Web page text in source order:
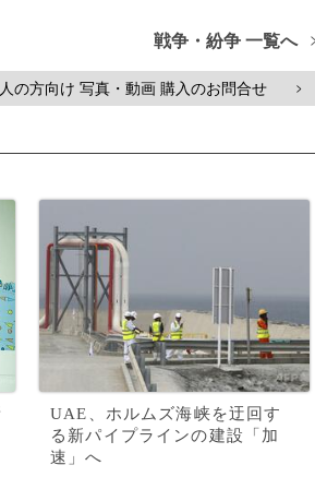
戦争・紛争 一覧へ
の方向け 写真・動画 購入のお問合せ >
UAE、ホルムズ海峡を迂回す
る新パイプラインの建設「加
速」へ